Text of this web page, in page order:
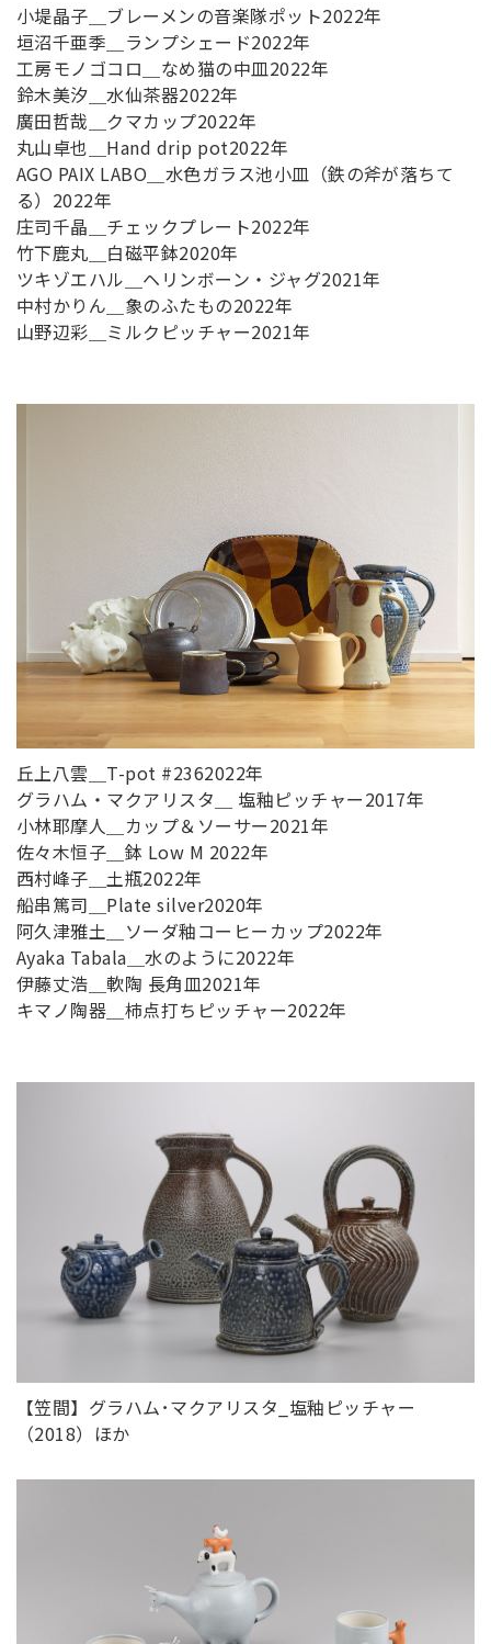
小堤晶子＿ブレーメンの音楽隊ポット2022年
垣沼千亜季＿ランプシェード2022年
工房モノゴコロ＿なめ猫の中皿2022年
鈴木美汐＿水仙茶器2022年
廣田哲哉＿クマカップ2022年
丸山卓也＿Hand drip pot2022年
AGO PAIX LABO＿水色ガラス池小皿（鉄の斧が落ちて
る）2022年
庄司千晶＿チェックプレート2022年
竹下鹿丸＿白磁平鉢2020年
ツキゾエハル＿ヘリンボーン・ジャグ2021年
中村かりん＿象のふたもの2022年
山野辺彩＿ミルクピッチャー2021年
丘上八雲＿T-pot #2362022年
グラハム・マクアリスタ＿ 塩釉ピッチャー2017年
小林耶摩人＿カップ＆ソーサー2021年
佐々木恒子＿鉢 Low M 2022年
西村峰子＿土瓶2022年
船串篤司＿Plate silver2020年
阿久津雅土＿ソーダ釉コーヒーカップ2022年
Ayaka Tabala＿水のように2022年
伊藤丈浩＿軟陶 長角皿2021年
キマノ陶器＿柿点打ちピッチャー2022年
【笠間】グラハム･マクアリスタ_ 塩釉ピッチャー
（2018）ほか